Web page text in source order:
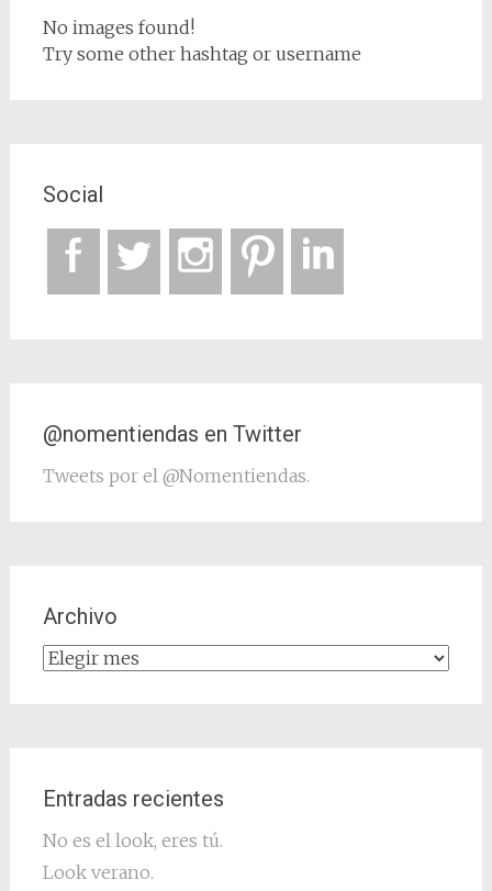
No images found!
Try some other hashtag or username
Social
@nomentiendas en Twitter
Tweets por el @Nomentiendas.
Archivo
Archivo
Entradas recientes
No es el look, eres tú.
Look verano.